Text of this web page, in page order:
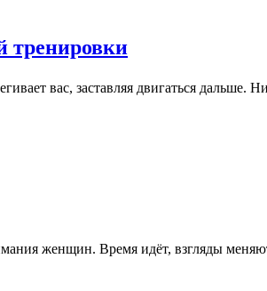
тренировки
вас, заставляя двигаться дальше.
женщин. Время идёт, взгляды